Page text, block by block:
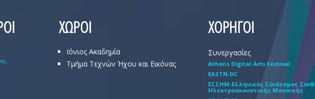
ΧΩΡΟΙ
Ιόνιος Ακαδημία
Τμήμα Τεχνών Ήχου και Εικόνας
ΧΟΡΗΓΟΙ
Συνεργασίες
Athens Digital Arts Festival
EASTN-DC
EΣΣHM-Eλληνικός Σύνδεσμος
Hλεκτροακουστικής Mουσικής